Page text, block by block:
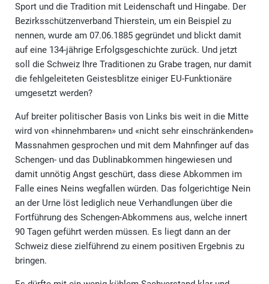
Sport und die Tradition mit Leidenschaft und Hingabe. Der
Bezirksschützenverband Thierstein, um ein Beispiel zu
nennen, wurde am 07.06.1885 gegründet und blickt damit
auf eine 134-jährige Erfolgsgeschichte zurück. Und jetzt
soll die Schweiz Ihre Traditionen zu Grabe tragen, nur damit
die fehlgeleiteten Geistesblitze einiger EU-Funktionäre
umgesetzt werden?
Auf breiter politischer Basis von Links bis weit in die Mitte
wird von «hinnehmbaren» und «nicht sehr einschränkenden»
Massnahmen gesprochen und mit dem Mahnfinger auf das
Schengen- und das Dublinabkommen hingewiesen und
damit unnötig Angst geschürt, dass diese Abkommen im
Falle eines Neins wegfallen würden. Das folgerichtige Nein
an der Urne löst lediglich neue Verhandlungen über die
Fortführung des Schengen-Abkommens aus, welche innert
90 Tagen geführt werden müssen. Es liegt dann an der
Schweiz diese zielführend zu einem positiven Ergebnis zu
bringen.